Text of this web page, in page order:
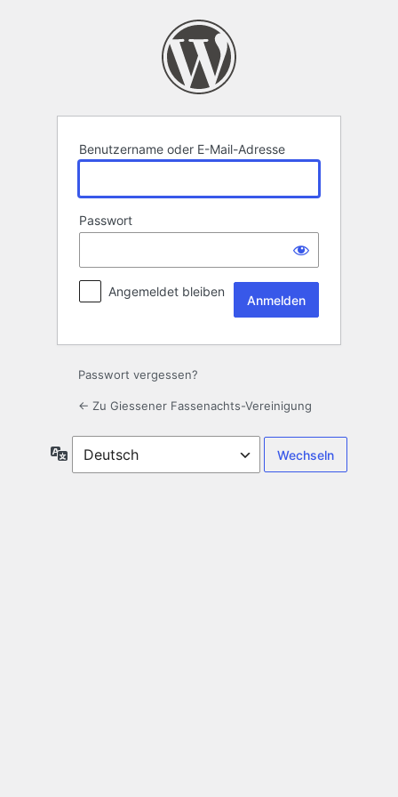
Benutzername oder E-Mail-Adresse
Passwort
Angemeldet bleiben
Passwort vergessen?
← Zu Giessener Fassenachts-Vereinigung
Sprache